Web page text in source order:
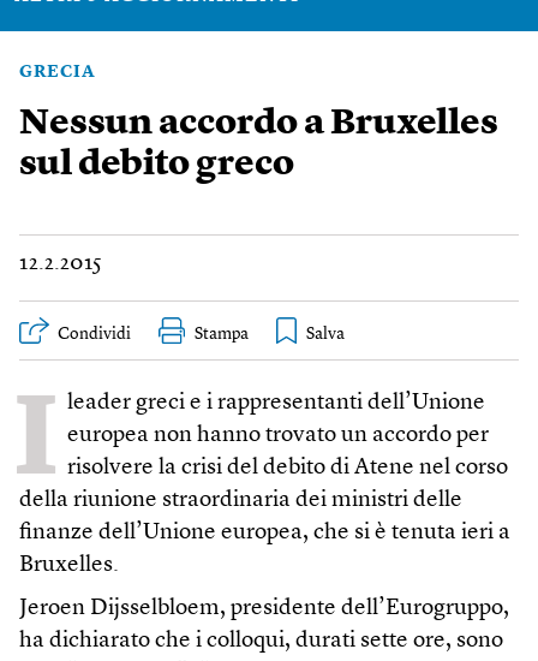
GRECIA
Nessun accordo a Bruxelles
sul debito greco
12.2.2015
Condividi Stampa
I leader greci e i rappresentanti dell’Unione
europea non hanno trovato un accordo per
risolvere la crisi del debito di Atene nel corso
della riunione straordinaria dei ministri delle
finanze dell’Unione europea, che si è tenuta ieri a
Bruxelles.
Jeroen Dijsselbloem, presidente dell’Eurogruppo,
ha dichiarato che i colloqui, durati sette ore, sono